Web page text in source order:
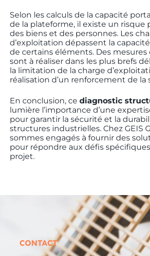
Selon les calculs de la capacité
de la plateforme, il existe un risque
des biens et des personnes. Les
d’exploitation dépassent la
de certains éléments. Des mesures
sont à réaliser dans les plus brefs
la limitation de la charge
réalisation d’un renforcement de la
En conclusion, ce diagnostic
lumière l’importance d’une
pour garantir la sécurité et la
structures industrielles. Chez GEIS
sommes engagés à fournir des
pour répondre aux défis
projet.
CONTACT